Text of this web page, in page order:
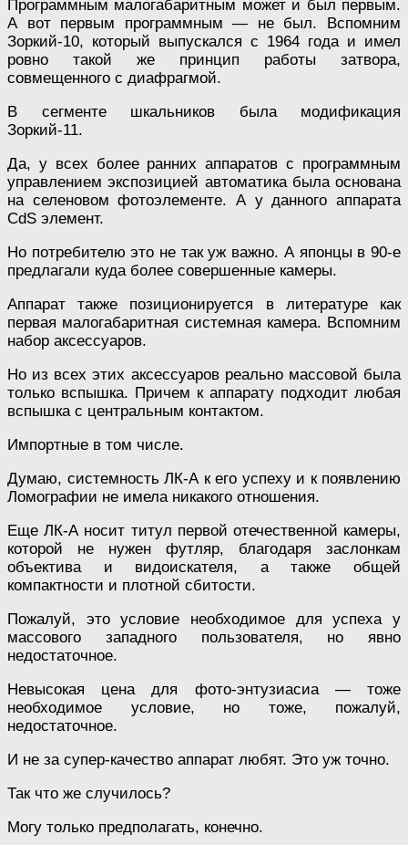
Программным малогабаритным может и был первым.
А вот первым программным — не был. Вспомним
Зоркий-10, который выпускался с 1964 года и имел
ровно такой же принцип работы затвора,
совмещенного с диафрагмой.
В сегменте шкальников была модификация
Зоркий-11.
Да, у всех более ранних аппаратов с программным
управлением экспозицией автоматика была основана
на селеновом фотоэлементе. А у данного аппарата
CdS элемент.
Но потребителю это не так уж важно. А японцы в 90-е
предлагали куда более совершенные камеры.
Аппарат также позиционируется в литературе как
первая малогабаритная системная камера. Вспомним
набор аксессуаров.
Но из всех этих аксессуаров реально массовой была
только вспышка. Причем к аппарату подходит любая
вспышка с центральным контактом.
Импортные в том числе.
Думаю, системность ЛК-А к его успеху и к появлению
Ломографии не имела никакого отношения.
Еще ЛК-А носит титул первой отечественной камеры,
которой не нужен футляр, благодаря заслонкам
объектива и видоискателя, а также общей
компактности и плотной сбитости.
Пожалуй, это условие необходимое для успеха у
массового западного пользователя, но явно
недостаточное.
Невысокая цена для фото-энтузиасиа — тоже
необходимое условие, но тоже, пожалуй,
недостаточное.
И не за супер-качество аппарат любят. Это уж точно.
Так что же случилось?
Могу только предполагать, конечно.